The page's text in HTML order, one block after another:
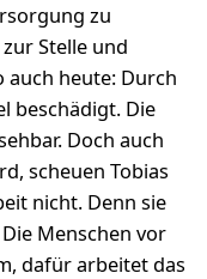
zu
Stelle und
auch heute: Durch
beschädigt. Die
Doch auch
scheuen Tobias
nicht. Denn sie
Menschen vor
dafür arbeitet das